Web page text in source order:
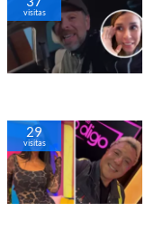
visitas
29
visitas